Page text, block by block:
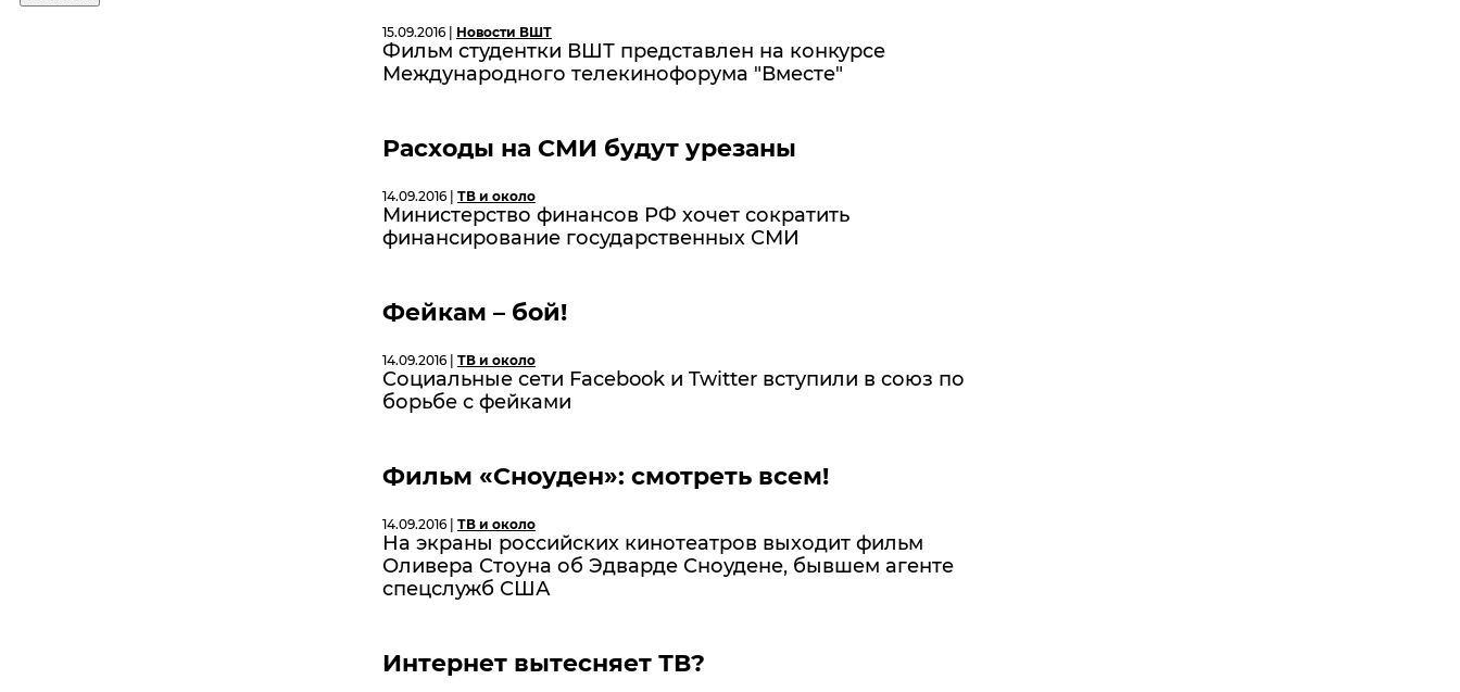
15.09.2016 | Новости ВШТ
Фильм студентки ВШТ представлен на конкурсе
Международного телекинофорума "Вместе"
Расходы на СМИ будут урезаны
14.09.2016 | ТВ и около
Министерство финансов РФ хочет сократить
финансирование государственных СМИ
Фейкам – бой!
14.09.2016 | ТВ и около
Социальные сети Facebook и Twitter вступили в союз по
борьбе с фейками
Фильм «Сноуден»: смотреть всем!
14.09.2016 | ТВ и около
На экраны российских кинотеатров выходит фильм
Оливера Стоуна об Эдварде Сноудене, бывшем агенте
спецслужб США
Интернет вытесняет ТВ?